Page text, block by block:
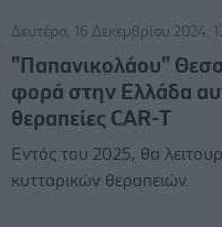
Δευτέρα, 16 Δεκεμβρίου 2024,
"Παπανικολάου"
φορά στην Ελλάδα
θεραπείες CAR-T
Εντός του 2025, θα
κυτταρικών θεραπειών.